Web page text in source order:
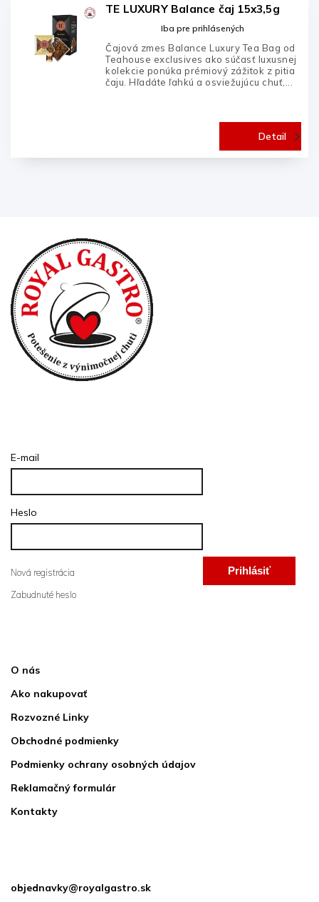
TE LUXURY Balance čaj 15x3,5g
Iba pre prihlásených
Detail
Čajová zmes Balance Luxury Tea Bag od
Teahouse exclusives ako súčasť luxusnej
kolekcie ponúka prémiový zážitok z pitia
čaju. Hľadáte ľahkú a osviežujúcu chuť,...
E-mail
Heslo
Prihlásiť
Nová registrácia
Zabudnuté heslo
O nás
Ako nakupovať
Rozvozné Linky
Obchodné podmienky
Podmienky ochrany osobných údajov
Reklamačný formulár
Kontakty
objednavky@royalgastro.sk